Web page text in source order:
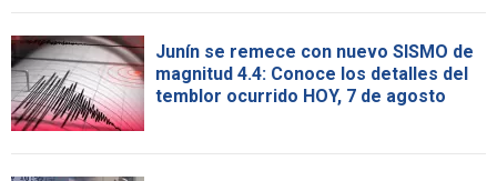
Junín se remece con nuevo SISMO de
magnitud 4.4: Conoce los detalles del
temblor ocurrido HOY, 7 de agosto